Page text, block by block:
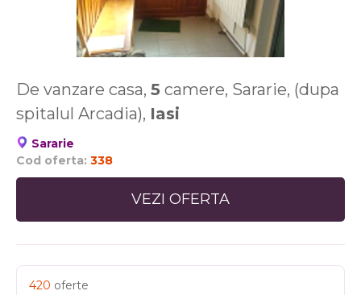
De vanzare casa, 5 camere, Sararie, (dupa
spitalul Arcadia), Iasi
Sararie
Cod oferta: 338
VEZI OFERTA
420 oferte